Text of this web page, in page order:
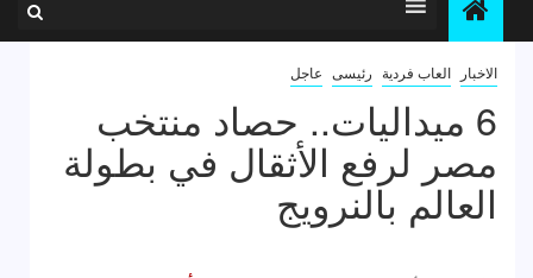
الاخبار العاب فردية رئيسى عاجل
6 ميداليات.. حصاد منتخب
مصر لرفع الأثقال في بطولة
العالم بالنرويج